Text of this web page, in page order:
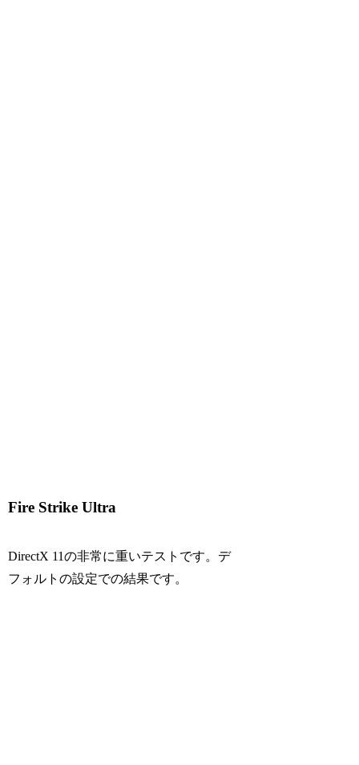
Fire Strike Ultra
DirectX 11の非常に重いテストです。デ
フォルトの設定での結果です。